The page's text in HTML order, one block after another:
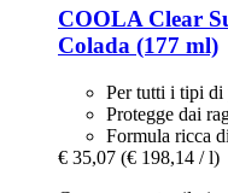
COOLA Clear
Colada (177 ml)
Per tutti i tipi di
Protegge dai
Formula ricca
€ 35,07 (€ 198,14 / l)